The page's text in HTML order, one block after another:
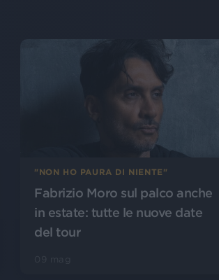
"NON HO PAURA DI NIENTE"
Fabrizio Moro sul palco anche
in estate: tutte le nuove date
del tour